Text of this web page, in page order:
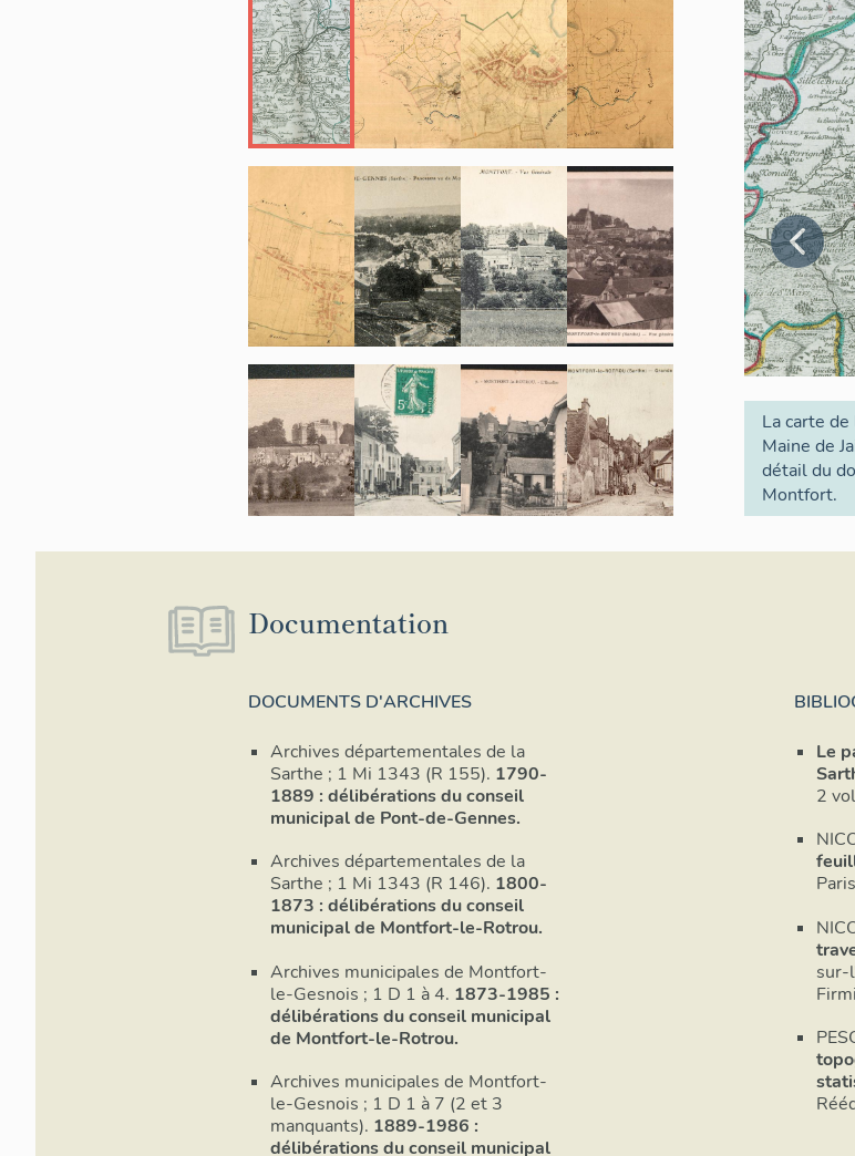
Le bourg de Montfort-le-Gesnois a connu
avec l'implantation de zones
ville est fortement entravé par la
nord, l'Huisne et ses prairies inondables
en direction de Fatines et de Lombron.
moindre attractivité, offrent désormais un
un cadre pittoresque et un patrimoine
La carte
Maine de
détail du
Montfort.
Documentation
DOCUMENTS D'ARCHIVES
Archives départementales de la
Sarthe ; 1 Mi 1343 (R 155). 1790-
1889 : délibérations du conseil
municipal de Pont-de-Gennes.
Archives départementales de la
Sarthe ; 1 Mi 1343 (R 146). 1800-
1873 : délibérations du conseil
municipal de Montfort-le-Rotrou.
Archives municipales de Montfort-
le-Gesnois ; 1 D 1 à 4. 1873-1985 :
délibérations du conseil municipal
de Montfort-le-Rotrou.
Archives municipales de Montfort-
le-Gesnois ; 1 D 1 à 7 (2 et 3
manquants). 1889-1986 :
délibérations du conseil municipal
Le
2
sur-